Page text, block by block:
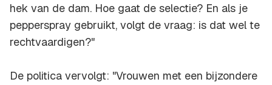
hek van de dam. Hoe gaat de selectie? En als je
pepperspray gebruikt, volgt de vraag: is dat wel te
rechtvaardigen?"
De politica vervolgt: "Vrouwen met een bijzondere